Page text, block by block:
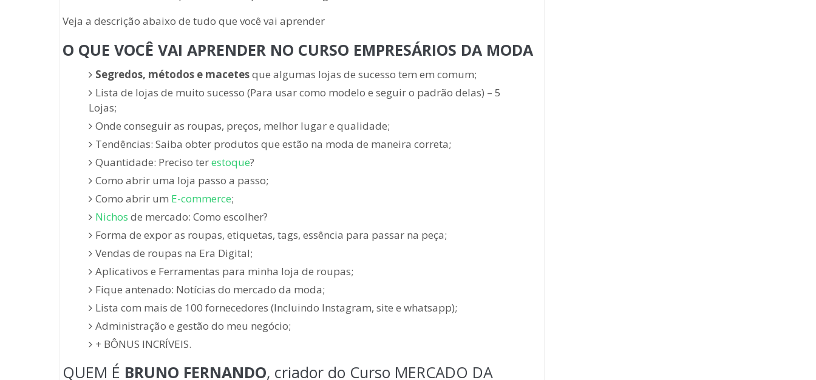
Veja a descrição abaixo de tudo que você vai aprender
O QUE VOCÊ VAI APRENDER NO CURSO EMPRESÁRIOS DA MODA
Segredos, métodos e macetesque algumas lojas de sucesso tem em comum;
Lista de lojas de muito sucesso (Para usar como modelo e seguir o padrão delas) – 5
Lojas;
Onde conseguir as roupas, preços, melhor lugar e qualidade;
Tendências: Saiba obter produtos que estão na moda de maneira correta;
Quantidade: Preciso terestoque?
Como abrir uma loja passo a passo;
Como abrir um E-commerce;
Nichos de mercado: Como escolher?
Forma de expor as roupas, etiquetas, tags, essência para passar na peça;
Vendas de roupas na Era Digital;
Aplicativos e Ferramentas para minha loja de roupas;
Fique antenado: Notícias do mercado da moda;
Lista com mais de 100 fornecedores (Incluindo Instagram, site e whatsapp);
Administração e gestão do meu negócio;
+ BÔNUS INCRÍVEIS.
QUEM É BRUNO FERNANDO, criador do Curso MERCADO DA